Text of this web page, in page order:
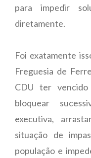
para impedir
diretamente.
Foi exatamente
Freguesia de
CDU ter
bloquear
executiva,
situação de
população e